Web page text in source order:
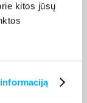
kitos jūsų